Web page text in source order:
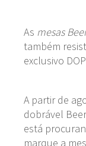
As mesas
também
exclusivo
A partir de
dobrável
está
marque a